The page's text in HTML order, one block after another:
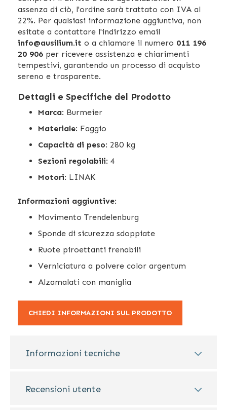
assenza di ciò, l'ordine sarà trattato con IVA al
22%. Per qualsiasi informazione aggiuntiva, non
esitate a contattare l'indirizzo email
info@ausilium.it o a chiamare il numero 011 196
20 906 per ricevere assistenza e chiarimenti
tempestivi, garantendo un processo di acquisto
sereno e trasparente.
Dettagli e Specifiche del Prodotto
Marca: Burmeier
Materiale: Faggio
Capacità di peso: 280 kg
Sezioni regolabili: 4
Motori: LINAK
Informazioni aggiuntive:
Movimento Trendelenburg
Sponde di sicurezza sdoppiate
Ruote piroettanti frenabili
Verniciatura a polvere color argentum
Alzamalati con maniglia
CHIEDI INFORMAZIONI SUL PRODOTTO
Informazioni tecniche
Recensioni utente